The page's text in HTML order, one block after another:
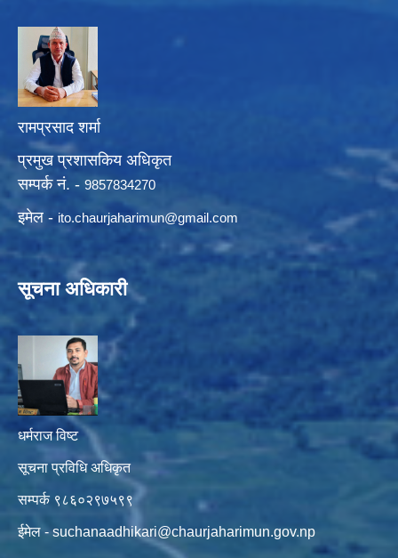
रामप्रसाद शर्मा
प्रमुख प्रशासकिय अधिकृत
सम्पर्क नं. - 9857834270
इमेल - ito.chaurjaharimun@gmail.com
सूचना अधिकारी
धर्मराज विष्ट
सूचना प्रविधि अधिकृत
सम्पर्क ९८६०२९७५९९
ईमेल -suchanaadhikari@chaurjaharimun.gov.np